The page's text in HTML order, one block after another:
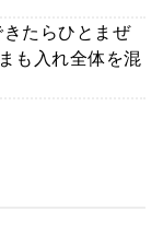
たらひとまぜ
も入れ全体を混